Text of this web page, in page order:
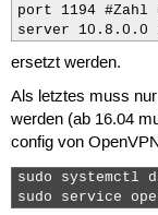
port 1194 #Zahl
server 10.8.0.0
ersetzt werden.
Als letztes muss
werden (ab 16.04
config von
sudo systemctl
sudo service